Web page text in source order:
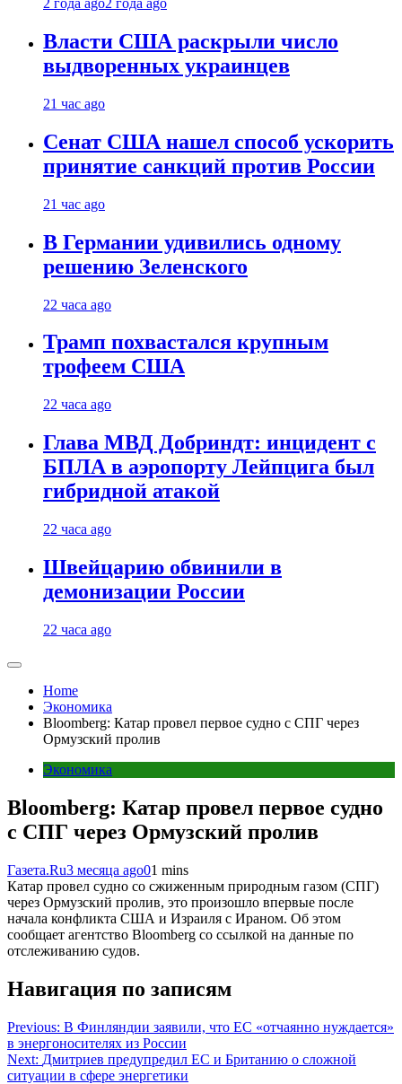
2 года ago2 года ago
Власти США раскрыли число
выдворенных украинцев
21 час ago
Сенат США нашел способ ускорить
принятие санкций против России
21 час ago
В Германии удивились одному
решению Зеленского
22 часа ago
Трамп похвастался крупным
трофеем США
22 часа ago
Глава МВД Добриндт: инцидент с
БПЛА в аэропорту Лейпцига был
гибридной атакой
22 часа ago
Швейцарию обвинили в
демонизации России
22 часа ago
Home
Экономика
Bloomberg: Катар провел первое судно с СПГ через
Ормузский пролив
Экономика
Bloomberg: Катар провел первое судно
с СПГ через Ормузский пролив
Газета.Ru3 месяца ago01 mins
Катар провел судно со сжиженным природным газом (СПГ)
через Ормузский пролив, это произошло впервые после
начала конфликта США и Израиля с Ираном. Об этом
сообщает агентство Bloomberg со ссылкой на данные по
отслеживанию судов.
Навигация по записям
Previous: В Финляндии заявили, что ЕС «отчаянно нуждается»
в энергоносителях из России
Next: Дмитриев предупредил ЕС и Британию о сложной
ситуации в сфере энергетики